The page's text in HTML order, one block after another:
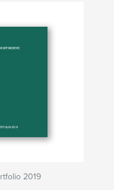
2019